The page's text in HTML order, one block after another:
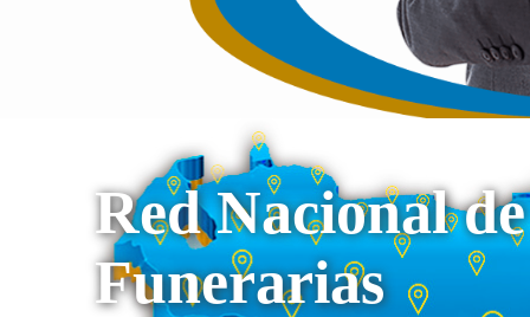
Red Nacional de
Funerarias